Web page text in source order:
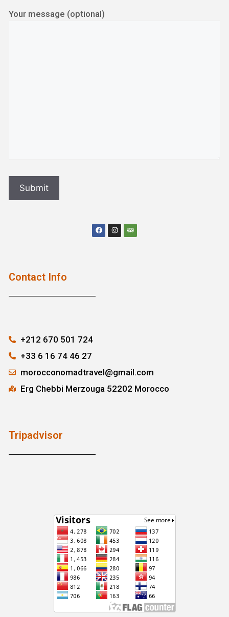
Your message (optional)
Contact Info
+212 670 501 724
+33 6 16 74 46 27
morocconomadtravel@gmail.com
Erg Chebbi Merzouga 52202 Morocco
Tripadvisor